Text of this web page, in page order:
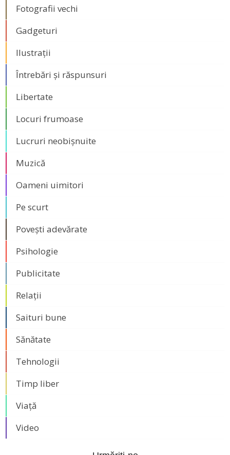
Fotografii vechi
Gadgeturi
Ilustrații
Întrebări și răspunsuri
Libertate
Locuri frumoase
Lucruri neobișnuite
Muzică
Oameni uimitori
Pe scurt
Povești adevărate
Psihologie
Publicitate
Relații
Saituri bune
Sănătate
Tehnologii
Timp liber
Viață
Video